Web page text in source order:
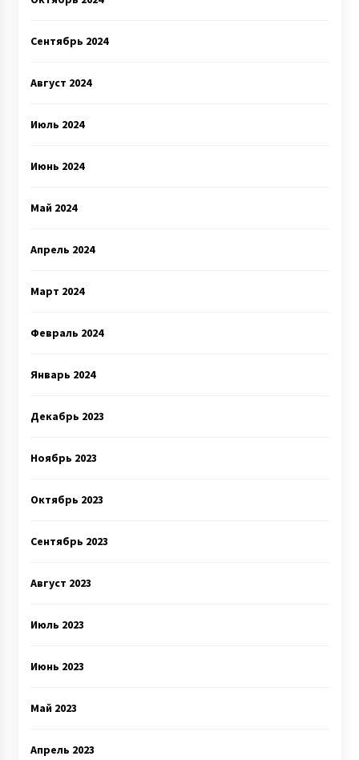
Сентябрь 2024
Август 2024
Июль 2024
Июнь 2024
Май 2024
Апрель 2024
Март 2024
Февраль 2024
Январь 2024
Декабрь 2023
Ноябрь 2023
Октябрь 2023
Сентябрь 2023
Август 2023
Июль 2023
Июнь 2023
Май 2023
Апрель 2023